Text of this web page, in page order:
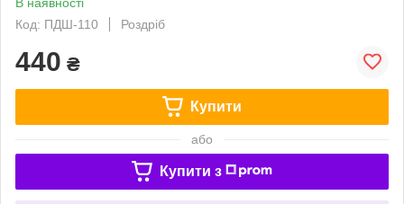
Код: ПДШ-110
Роздріб
440 ₴
Купити
або
Купити з